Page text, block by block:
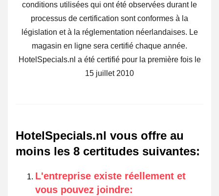
conditions utilisées qui ont été observées durant le
processus de certification sont conformes à la
législation et à la réglementation néerlandaises. Le
magasin en ligne sera certifié chaque année.
HotelSpecials.nl a été certifié pour la première fois le
15 juillet 2010
HotelSpecials.nl vous offre au
moins les 8 certitudes suivantes:
L'entreprise existe réellement et
vous pouvez joindre: